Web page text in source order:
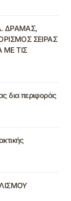
ΔΡΑΜΑΣ,
ΣΕΙΡΑΣ
ΤΙΣ
δια περιφοράς